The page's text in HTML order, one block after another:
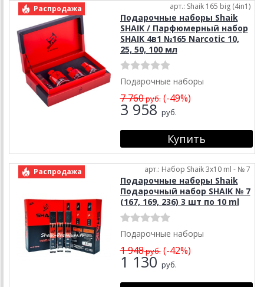
Распродажа арт.: Shaik 165 big (4in1)
Подарочные наборы Shaik
SHAIK / Парфюмерный набор
SHAIK 4в1 №165 Narcotic 10,
25, 50, 100 мл
Подарочные наборы
7 760руб.(-49%)
3 958 руб.
Распродажа арт.: Набор Shaik 3х10 ml - № 7
Подарочные наборы Shaik
Подарочный набор SHAIK № 7
(167, 169, 236) 3 шт по 10 ml
Подарочные наборы
1 948руб.(-42%)
1 130 руб.